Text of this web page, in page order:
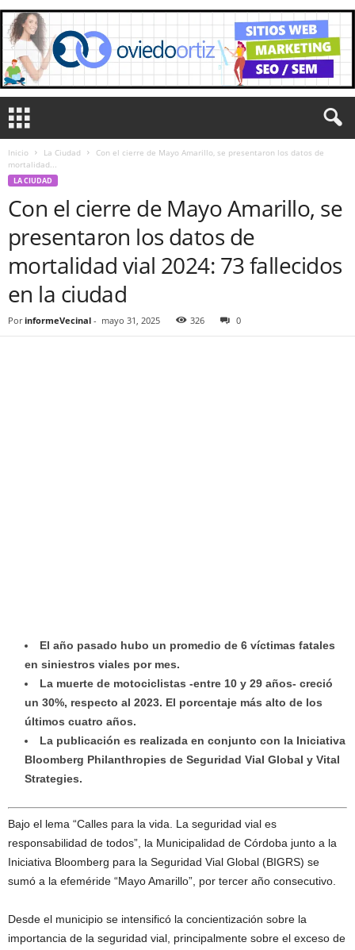
Inicio La Ciudad
Con el cierre de Mayo Amarillo, se presentaron los datos de
mortalidad...
LA CIUDAD
Con el cierre de Mayo Amarillo, se
presentaron los datos de
mortalidad vial 2024: 73 fallecidos
en la ciudad
Por informeVecinal - mayo 31, 2025 326 0
El año pasado hubo un promedio de 6 víctimas fatales
en siniestros viales por mes.
La muerte de motociclistas -entre 10 y 29 años- creció
un 30%, respecto al 2023. El porcentaje más alto de los
últimos cuatro años.
La publicación es realizada en conjunto con la Iniciativa
Bloomberg Philanthropies de Seguridad Vial Global y Vital
Strategies.
Bajo el lema “Calles para la vida. La seguridad vial es
responsabilidad de todos”, la Municipalidad de Córdoba junto a la
Iniciativa Bloomberg para la Seguridad Vial Global (BIGRS) se
sumó a la efeméride “Mayo Amarillo”, por tercer año consecutivo.
Desde el municipio se intensificó la concientización sobre la
importancia de la seguridad vial, principalmente sobre el exceso de